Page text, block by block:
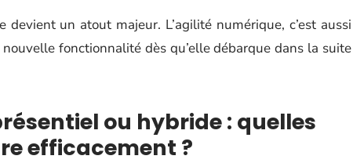
devient un atout majeur. L’agilité numérique, c’est aussi
fonctionnalité dès qu’elle débarque dans la suite
ou hybride : quelles
efficacement ?